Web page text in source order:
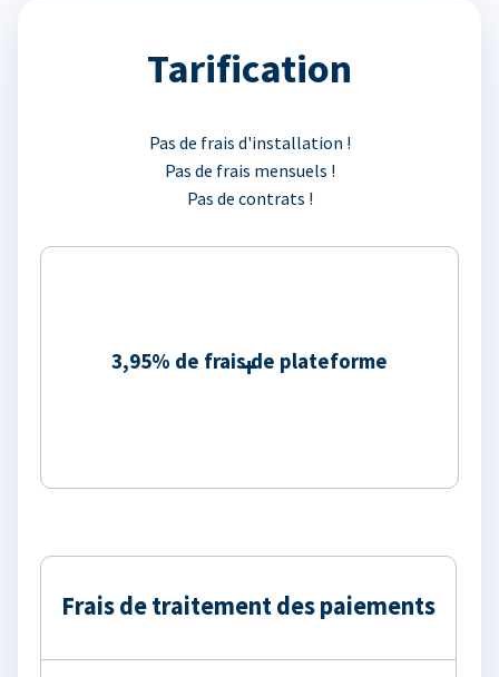
Tarification
Pas de frais d'installation !
Pas de frais mensuels !
Pas de contrats !
3,95% de frais de plateforme
Frais de traitement des paiements